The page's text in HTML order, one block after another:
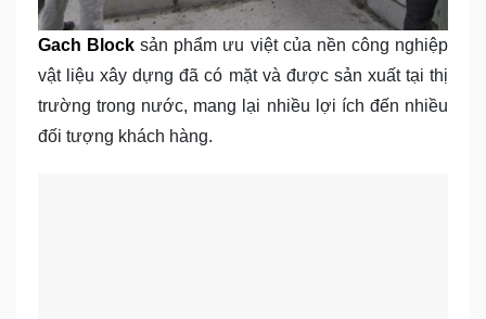
Gach Block sản phẩm ưu việt của nền công nghiệp
vật liệu xây dựng đã có mặt và được sản xuất tại thị
trường trong nước, mang lại nhiều lợi ích đến nhiều
đối tượng khách hàng.